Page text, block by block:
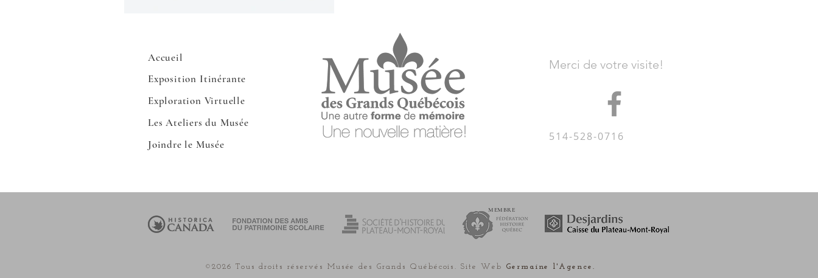
Accueil
Exposition Itinérante
Exploration Virtuelle
Les Ateliers du Musée
Joindre le Musée
Merci de votre visite!
514-528-0716
MEMBRE
©2026 Tous droits réservés Musée des Grands Québécois. Site Web Germaine l'Agence.